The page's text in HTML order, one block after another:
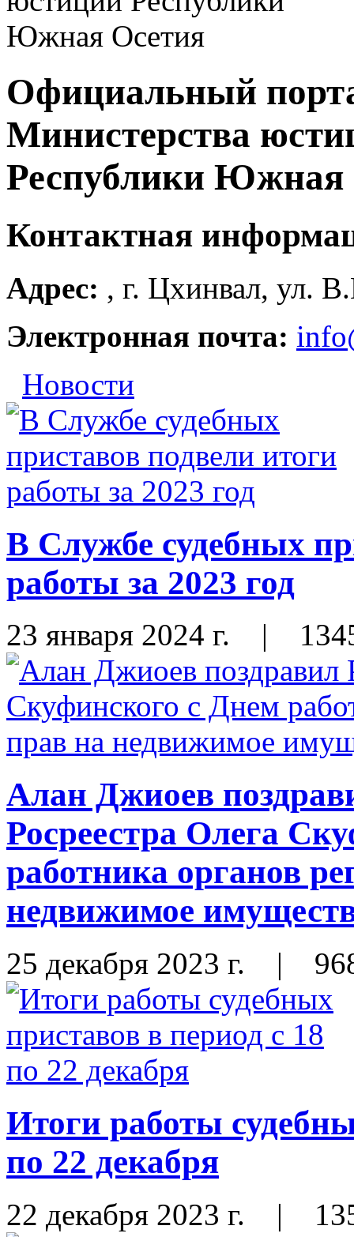
Официальный
Министерства
Республики Южная
Контактная
Адрес: , г. Цхинвал, ул.
Электронная почта:
Новости
В Службе судебных
работы за 2023 год
23 января 2024 г. |
Алан Джиоев
Росреестра Олега
работника органов
недвижимое
25 декабря 2023 г. |
Итоги работы
по 22 декабря
22 декабря 2023 г. |